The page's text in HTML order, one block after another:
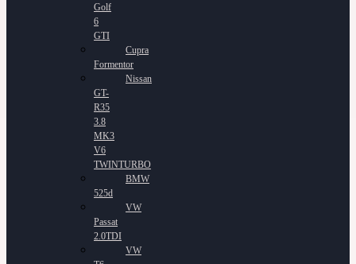
Golf
6
GTI
Cupra
Formentor
Nissan
GT-
R35
3.8
MK3
V6
TWINTURBO
BMW
525d
VW
Passat
2.0TDI
VW